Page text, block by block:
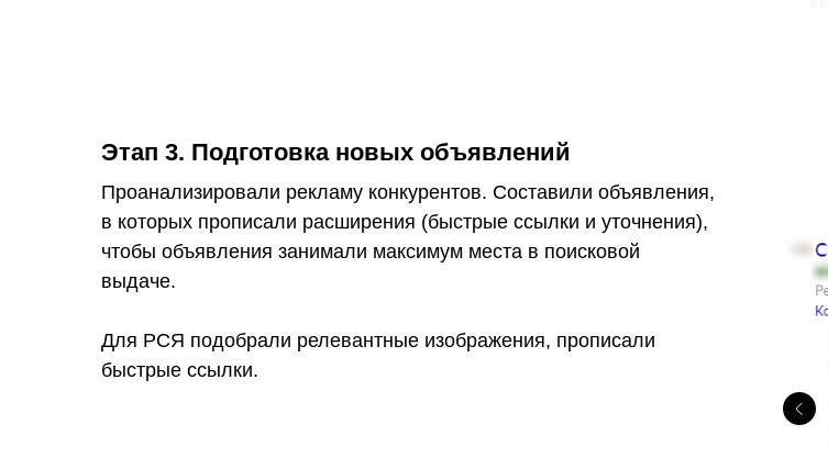
Этап 3. Подготовка новых объявлений
Проанализировали рекламу конкурентов. Составили объявления,
в которых прописали расширения (быстрые ссылки и уточнения),
чтобы объявления занимали максимум места в поисковой
выдаче.
Для РСЯ подобрали релевантные изображения, прописали
быстрые ссылки.